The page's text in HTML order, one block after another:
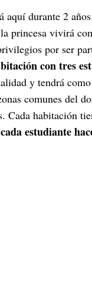
aquí durante 2
princesa vivirá
por ser
con tres
y tendrá
comunes del
Cada habitación
cada estudiante